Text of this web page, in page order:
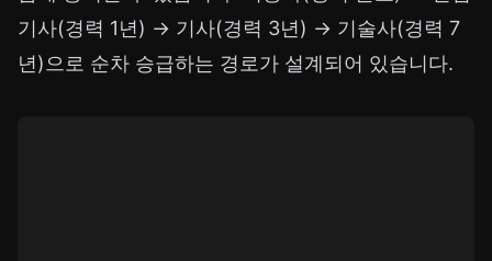
기사(경력 1년) → 기사(경력 3년) → 기술사(경력 7
년)으로 순차 승급하는 경로가 설계되어 있습니다.